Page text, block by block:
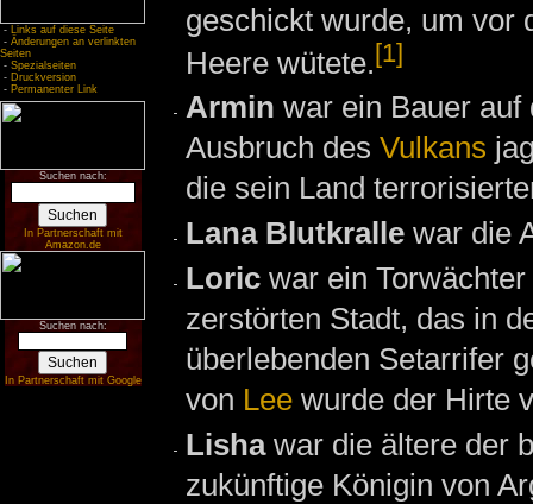
- Links auf diese Seite
- Änderungen an verlinkten
Seiten
- Spezialseiten
- Druckversion
- Permanenter Link
Suchen nach:
In Partnerschaft mit
Amazon.de
Suchen nach:
In Partnerschaft mit Google
geschickt wurde, um vor
Heere wütete.[1]
Armin war ein Bauer
Ausbruch des Vulkans
die sein Land
Lana Blutkralle war die
Loric war ein
zerstörten Stadt, das in
überlebenden Setarrifer
von Lee wurde der Hirte
Lishawar die ältere der
zukünftige Königin von